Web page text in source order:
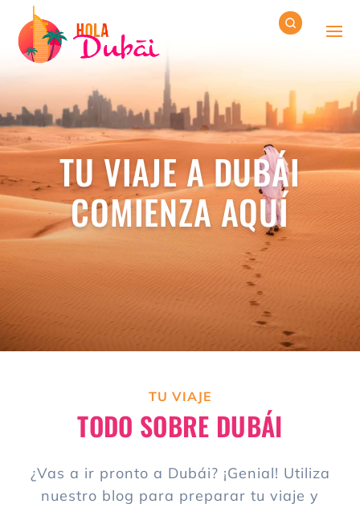
TU VIAJE A DUBÁI
COMIENZA AQUÍ
TU VIAJE
TODO SOBRE DUBÁI
¿Vas a ir pronto a Dubái? ¡Genial! Utiliza
nuestro blog para preparar tu viaje y